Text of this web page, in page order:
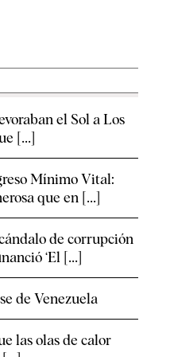
el Sol a Los
[...]
Mínimo Vital:
que en [...]
de corrupción
‘El [...]
de Venezuela
las olas de calor